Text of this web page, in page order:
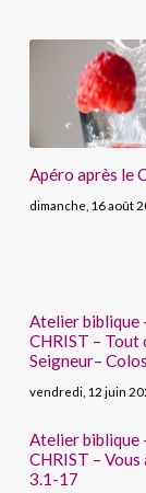
Apéro après le
dimanche, 16 août
Atelier biblique
CHRIST – Tout
Seigneur–
vendredi, 12 juin
Atelier biblique
CHRIST –
3.1-17